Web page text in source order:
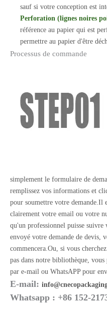
sauf si votre conception est
Perforation (lignes noires
référence au papier qui est
permettre au papier d'être
Processus de commande
simplement le formulaire de
remplissez vos informations et
pour soumettre votre demande.Il
clairement votre email ou votre
qu'un professionnel puisse suivre
envoyé votre demande de devis,
commencera.Ou, si vous
pas dans notre bibliothèque,
par e-mail ou WhatsAPP pour
E-mail:
Whatsapp : +86 152-